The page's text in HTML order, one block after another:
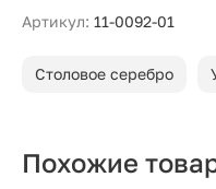
Артикул: 11-0092-01
Столовое серебро
Похожие